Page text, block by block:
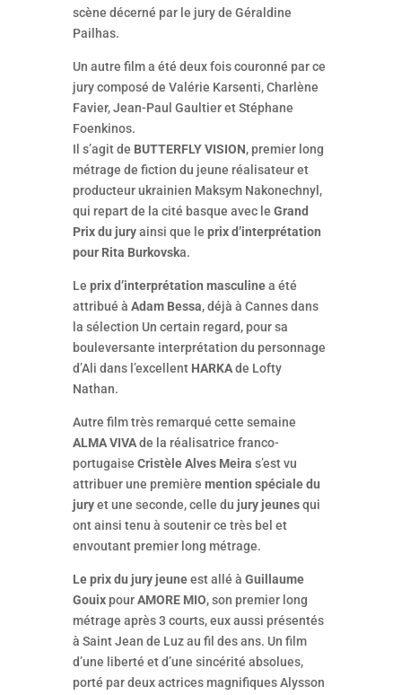
scène décerné par le jury de Géraldine
Pailhas.
Un autre film a été deux fois couronné par ce
jury composé de Valérie Karsenti, Charlène
Favier, Jean-Paul Gaultier et Stéphane
Foenkinos.
Il s’agit de BUTTERFLY VISION, premier long
métrage de fiction du jeune réalisateur et
producteur ukrainien Maksym Nakonechnyl,
qui repart de la cité basque avec le Grand
Prix du juryainsi que le prix d’interprétation
pour Rita Burkovska.
Le prix d’interprétation masculinea été
attribué à Adam Bessa, déjà à Cannes dans
la sélection Un certain regard, pour sa
bouleversante interprétation du personnage
d’Ali dans l’excellent HARKAde Lofty
Nathan.
Autre film très remarqué cette semaine
ALMA VIVAde la réalisatrice franco-
portugaise Cristèle Alves Meira s’est vu
attribuer une première mention spéciale du
juryet une seconde, celle du jury jeunesqui
ont ainsi tenu à soutenir ce très bel et
envoutant premier long métrage.
Le prix du jury jeuneest allé à Guillaume
GouixpourAMORE MIO, son premier long
métrage après 3 courts, eux aussi présentés
à Saint Jean de Luz au fil des ans. Un film
d’une liberté et d’une sincérité absolues,
porté par deux actrices magnifiques Alysson